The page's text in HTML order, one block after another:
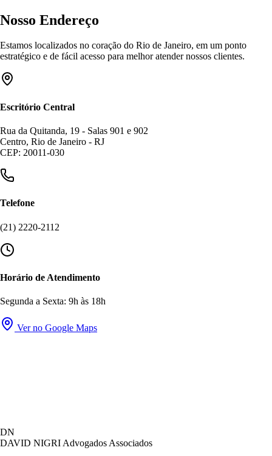
Nosso Endereço
Estamos localizados no coração do Rio de Janeiro, em um ponto
estratégico e de fácil acesso para melhor atender nossos clientes.
Escritório Central
Rua da Quitanda, 19 - Salas 901 e 902
Centro, Rio de Janeiro - RJ
CEP: 20011-030
Telefone
(21) 2220-2112
Horário de Atendimento
Segunda a Sexta: 9h às 18h
Ver no Google Maps
DN
DAVID NIGRI Advogados Associados
Online agora